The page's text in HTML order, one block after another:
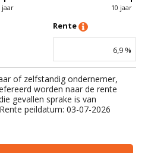
jaar 10 jaar
Rente
6,9 %
of zelfstandig ondernemer,
worden naar de rente
gevallen sprake is van
peildatum: 03-07-2026